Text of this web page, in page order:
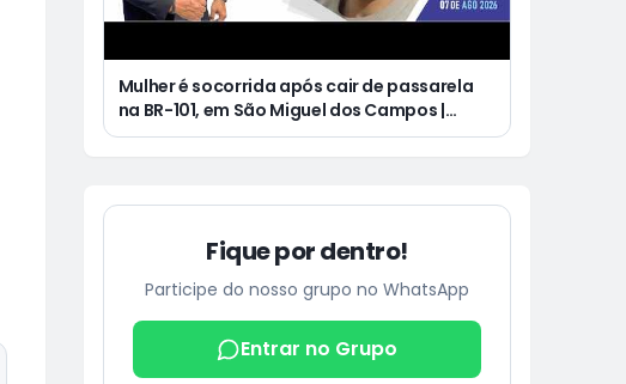
Mulher é socorrida após cair de passarela
na BR-101, em São Miguel dos Campos |
Jovem de 25 anos morre após acidente de
Fique por dentro!
Participe do nosso grupo no WhatsApp
Entrar no Grupo